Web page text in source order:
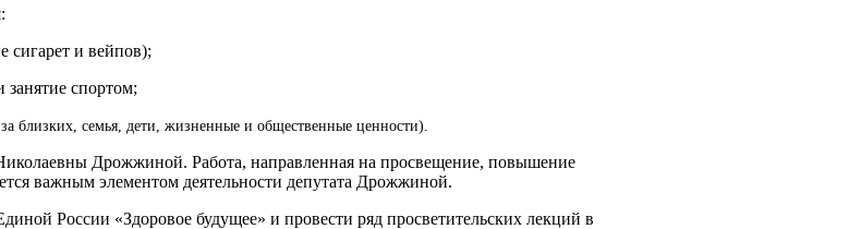
сигарет и вейпов);
занятие спортом;
близких, семья, дети, жизненные и общественные ценности).
Дрожжиной. Работа, направленная на просвещение, повышение
важным элементом деятельности депутата Дрожжиной.
России «Здоровое будущее» и провести ряд просветительских лекций в